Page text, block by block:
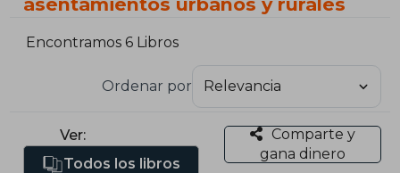
Encontramos 6 Libros
Ordenar por
Ver:
Todos los libros
Comparte y
gana dinero